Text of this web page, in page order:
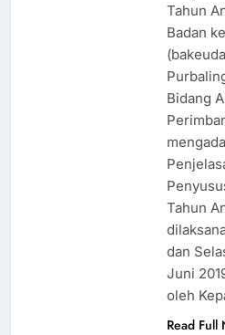
Tahun
Badan
Bidang
Tahun
dan
Juni
oleh
Read Full